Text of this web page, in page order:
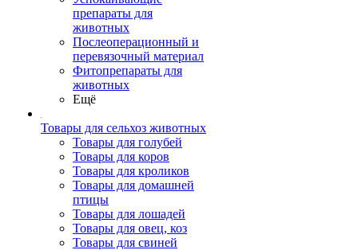
препараты для
животных
Послеоперационный и
перевязочный материал
Фитопрепараты для
животных
Ещё
Товары для сельхоз животных
Товары для голубей
Товары для коров
Товары для кроликов
Товары для домашней
птицы
Товары для лошадей
Товары для овец, коз
Товары для свиней